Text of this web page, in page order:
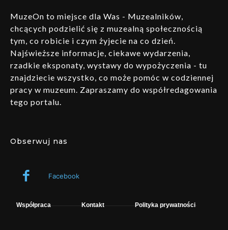
MuzeOn to miejsce dla Was - Muzealników,
chcących podzielić się z muzealną społecznością
tym, co robicie i czym żyjecie na co dzień.
Najświeższe informacje, ciekawe wydarzenia,
rzadkie eksponaty, wystawy do wypożyczenia - tu
znajdziecie wszystko, co może pomóc w codziennej
pracy w muzeum. Zapraszamy do współredagowania
tego portalu.
Obserwuj nas
Facebook
Współpraca Kontakt Polityka prywatności